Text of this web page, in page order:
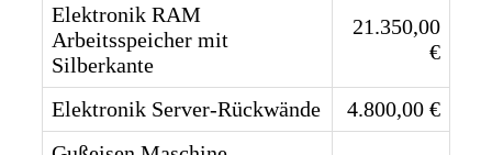
Elektronik RAM
Arbeitsspeicher mit
Silberkante
21.350,00
€
Elektronik Server-Rückwände
4.800,00 €